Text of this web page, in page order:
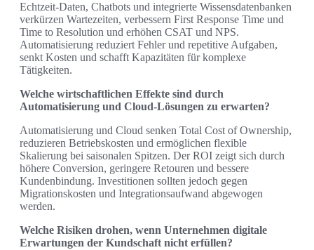
Echtzeit‑Daten, Chatbots und integrierte Wissensdatenbanken
verkürzen Wartezeiten, verbessern First Response Time und
Time to Resolution und erhöhen CSAT und NPS.
Automatisierung reduziert Fehler und repetitive Aufgaben,
senkt Kosten und schafft Kapazitäten für komplexe
Tätigkeiten.
Welche wirtschaftlichen Effekte sind durch
Automatisierung und Cloud‑Lösungen zu erwarten?
Automatisierung und Cloud senken Total Cost of Ownership,
reduzieren Betriebskosten und ermöglichen flexible
Skalierung bei saisonalen Spitzen. Der ROI zeigt sich durch
höhere Conversion, geringere Retouren und bessere
Kundenbindung. Investitionen sollten jedoch gegen
Migrationskosten und Integrationsaufwand abgewogen
werden.
Welche Risiken drohen, wenn Unternehmen digitale
Erwartungen der Kundschaft nicht erfüllen?